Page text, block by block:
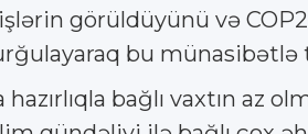
görüldüyünü və
bu münasibətlə
bağlı vaxtın az